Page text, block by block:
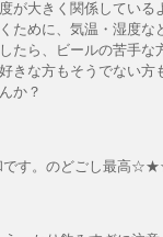
が大きく関係してい
ために、気温・湿度
たら、ビールの苦手
きな方もそうでない
か？
です。のどごし最高